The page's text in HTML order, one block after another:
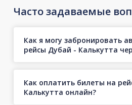
Часто задаваемые
Как я могу забронировать
рейсы Дубай - Калькутта
Как оплатить билеты на
Калькутта онлайн?